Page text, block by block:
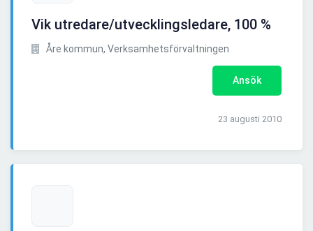
Vik utredare/utvecklingsledare, 100 %
Åre kommun, Verksamhetsförvaltningen
Ansök
23 augusti 2010